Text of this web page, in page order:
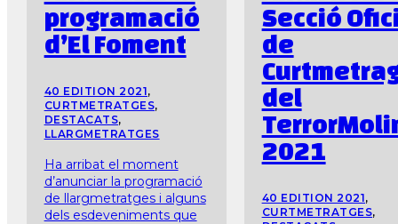
programació
d’El Foment
40 EDITION 2021,
CURTMETRATGES,
DESTACATS,
LLARGMETRATGES
Ha arribat el moment
d’anunciar la programació
de llargmetratges i alguns
dels esdeveniments que
Secció
de
del
2021
40 EDITION 2021,
CURTMETRATGES,